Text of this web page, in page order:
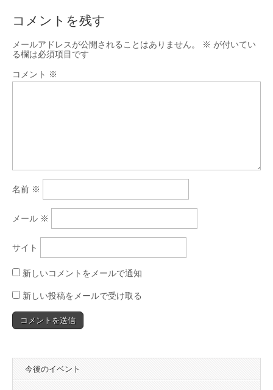
コメントを残す
メールアドレスが公開されることはありません。 ※ が付いてい
る欄は必須項目です
コメント ※
名前 ※
メール ※
サイト
新しいコメントをメールで通知
新しい投稿をメールで受け取る
今後のイベント